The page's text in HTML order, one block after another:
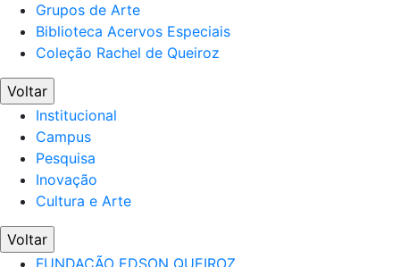
Grupos de Arte
Biblioteca Acervos Especiais
Coleção Rachel de Queiroz
Voltar
Institucional
Campus
Pesquisa
Inovação
Cultura e Arte
Voltar